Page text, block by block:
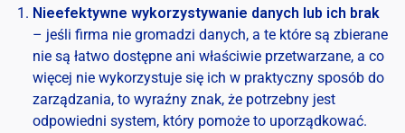
Nieefektywne wykorzystywanie danych lub ich brak
– jeśli firma nie gromadzi danych, a te które są zbierane
nie są łatwo dostępne ani właściwie przetwarzane, a co
więcej nie wykorzystuje się ich w praktyczny sposób do
zarządzania, to wyraźny znak, że potrzebny jest
odpowiedni system, który pomoże to uporządkować.